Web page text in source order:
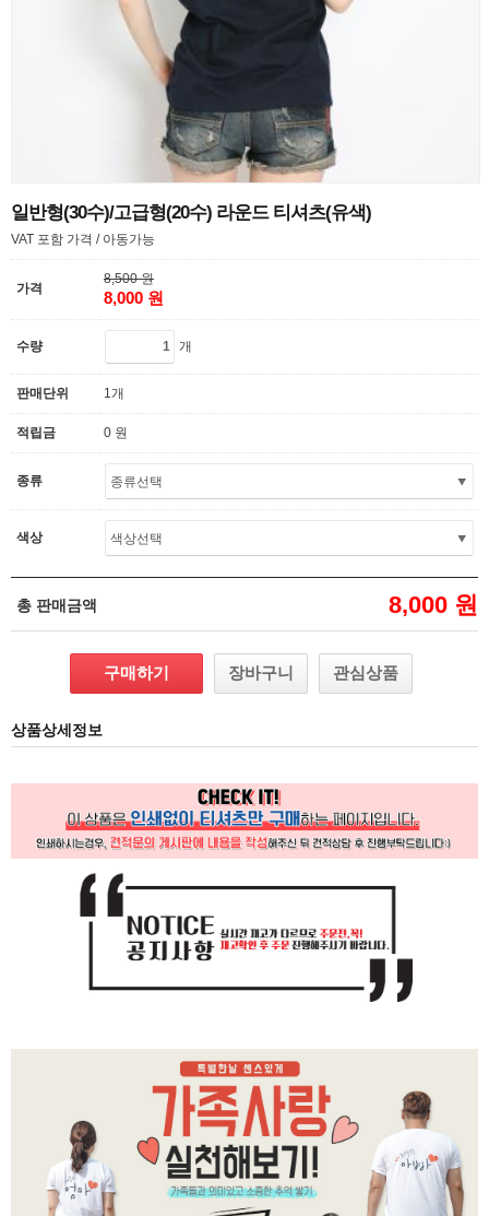
일반형(30수)/고급형(20수) 라운드 티셔츠(유색)
VAT 포함 가격 / 아동가능
가격
8,500 원
8,000 원
수량 개
판매단위 1개
적립금 0 원
종류
색상
총 판매금액 8,000 원
구매하기 장바구니 관심상품
상품상세정보